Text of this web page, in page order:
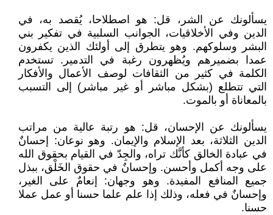
يسألونك عن الشر، قل: هو اصطلاحا، يُقصد به، في
الدين وفي الأخلاقيات، الجوانب السلبية في تفكير بني
البشر وسلوكهم. وهو يتطرق إلى أولئك الذين يكفرون
عمدا بضميرهم ويُظهرون رغبة في التدمير. تستخدم
الكلمة في كثير من الثقافات لوصف الأعمال والأفكار
التي تتطلع (بشكل مباشر أو غير مباشر) إلى التسبب
بالمعاناة أو بالموت.
يسألونك عن الإحسان، قل: هو رتبة عالية من مراتب
الدين الثلاثة، بعد الإسلام والإيمان. وهو نوعان: إحسانٌ
في عبادة الخالق كأنَّك تراه، والجِدّ في القيام بحقوق الله
على وجه أكمل وأحسن. وإحسانٌ في حقوق الخَلْق، ببذل
جميع المنافع المفيدة. وهو وجهان: إنعامٌ على الغير،
وإحسانٌ في فعله، وذلك إذا علم علما حسنا أو عمل عملا
حسنا.